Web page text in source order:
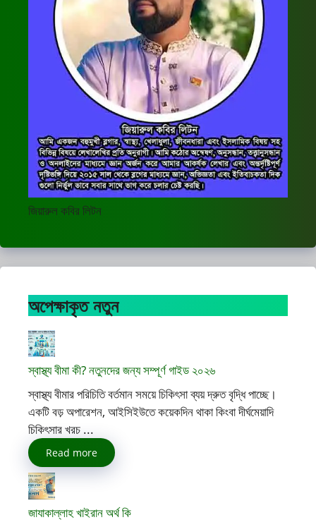
জিয়ারুল কবির লিটন
অপেক্ষাকৃত নতুন
স্বাস্থ্য বীমা কী? নতুনদের জন্য সম্পূর্ণ গাইড ২০২৬
স্বাস্থ্য বীমার পরিচিতি বর্তমান সময়ে চিকিৎসা ব্যয় দ্রুত বৃদ্ধি পাচ্ছে।
একটি বড় অপারেশন, আইসিইউতে কয়েকদিন থাকা কিংবা দীর্ঘমেয়াদি
চিকিৎসার খরচ ...
Read more
জাযাকাল্লাহ খাইরান অর্থ কি